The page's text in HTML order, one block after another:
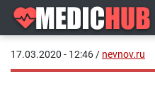
17.03.2020 - 12:46 / nevnov.ru